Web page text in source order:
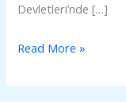
Devletleri’nde […]
Read More »